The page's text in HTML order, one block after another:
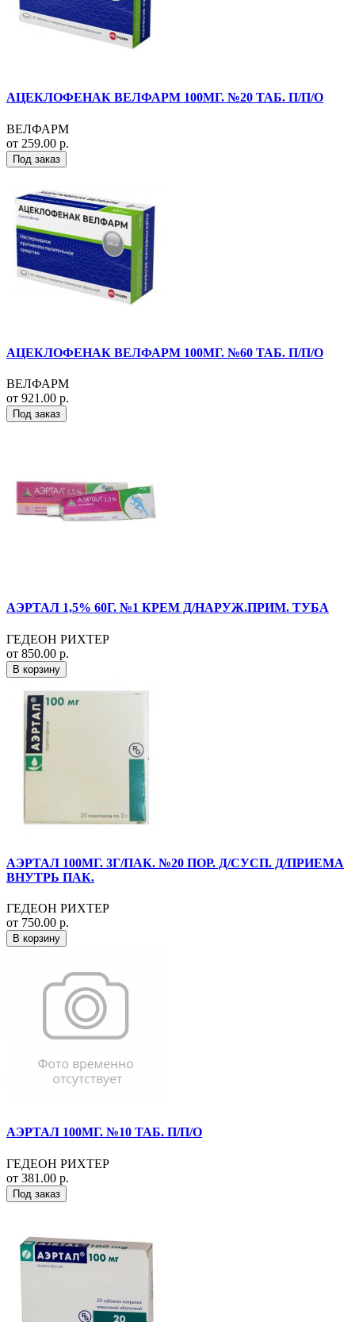
АЦЕКЛОФЕНАК ВЕЛФАРМ 100МГ. №20 ТАБ. П/П/О
ВЕЛФАРМ
от 259.00 р.
Под заказ
АЦЕКЛОФЕНАК ВЕЛФАРМ 100МГ. №60 ТАБ. П/П/О
ВЕЛФАРМ
от 921.00 р.
Под заказ
АЭРТАЛ 1,5% 60Г. №1 КРЕМ Д/НАРУЖ.ПРИМ. ТУБА
ГЕДЕОН РИХТЕР
от 850.00 р.
В корзину
АЭРТАЛ 100МГ. 3Г/ПАК. №20 ПОР. Д/СУСП. Д/ПРИЕМА
ВНУТРЬ ПАК.
ГЕДЕОН РИХТЕР
от 750.00 р.
В корзину
АЭРТАЛ 100МГ. №10 ТАБ. П/П/О
ГЕДЕОН РИХТЕР
от 381.00 р.
Под заказ